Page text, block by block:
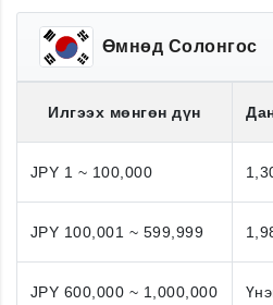
Өмнөд Солонгос
Илгээх мөнгөн дүн
JPY 1 ~ 100,000
JPY 100,001 ~ 599,999
JPY 600,000 ~ 1,000,000